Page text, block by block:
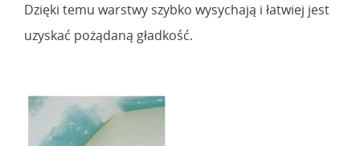
Dzięki temu warstwy szybko wysychają i łatwiej jest
uzyskać pożądaną gładkość.